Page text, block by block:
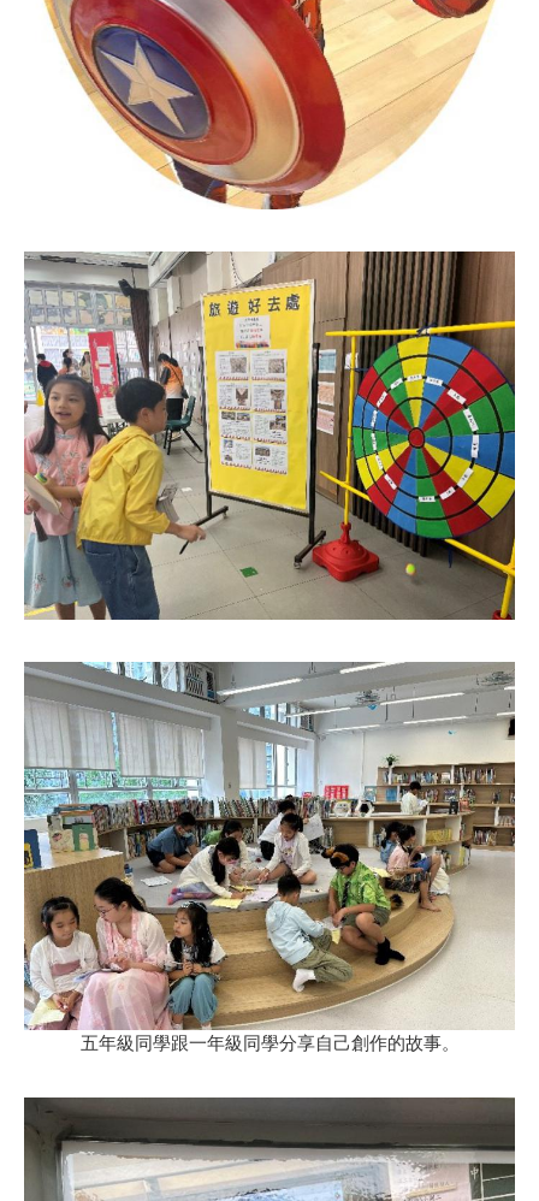
五年級同學跟一年級同學分享自己創作的故事。